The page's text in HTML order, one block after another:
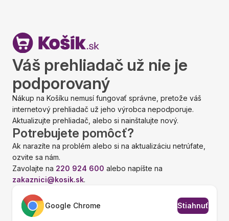
Váš prehliadač už nie je
podporovaný
Nákup na Košíku nemusí fungovať správne, pretože váš
internetový prehliadač už jeho výrobca nepodporuje.
Aktualizujte prehliadač, alebo si nainštalujte nový.
Potrebujete pomôcť?
Ak narazíte na problém alebo si na aktualizáciu netrúfate,
ozvite sa nám.
Zavolajte na 220 924 600 alebo napíšte na
zakaznici@kosik.sk.
Google Chrome Stiahnuť